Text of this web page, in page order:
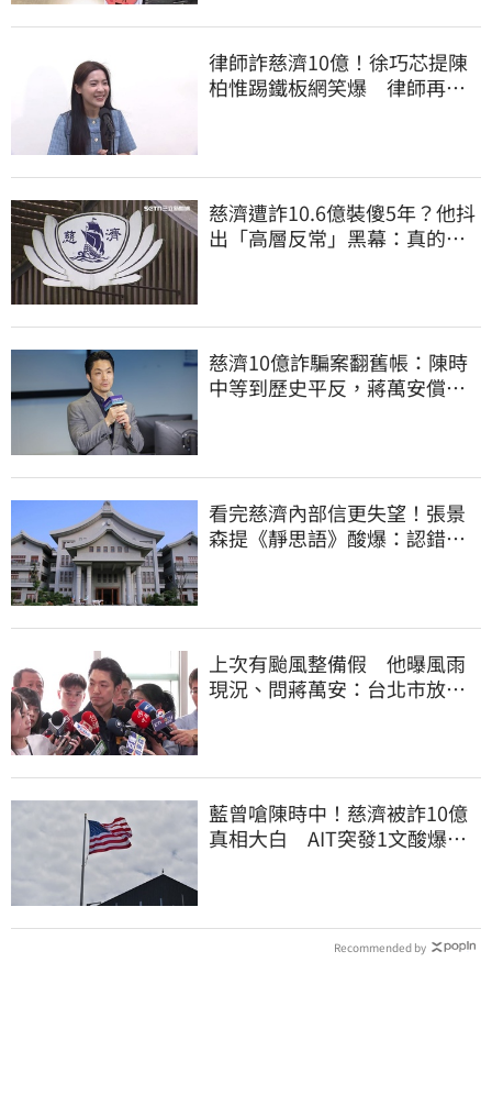
律師詐慈濟10億！徐巧芯提陳
柏惟踢鐵板網笑爆 律師再曬1
慈濟遭詐10.6億裝傻5年？他抖
出「高層反常」黑幕：真的不
慈濟10億詐騙案翻舊帳：陳時
中等到歷史平反，蔣萬安償還
看完慈濟內部信更失望！張景
森提《靜思語》酸爆：認錯有
上次有颱風整備假 他曝風雨
現況、問蔣萬安：台北市放假
藍曾嗆陳時中！慈濟被詐10億
真相大白 AIT突發1文酸爆…
Recommended by